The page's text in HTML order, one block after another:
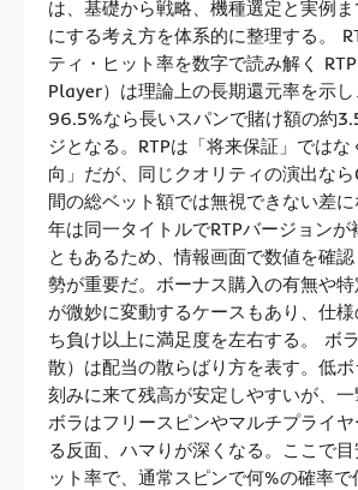
は、基礎から戦略、機種選定と実例
にする考え方を体系的に整理する。
ティ・ヒット率を数字で読み解く
Player）は理論上の長期還元率を示
96.5%なら長いスパンで賭け額の約
ジとなる。RTPは「将来保証」ではな
向」だが、同じクオリティの演出な
間の総ベット額では無視できない差
年は同一タイトルでRTPバージョンが
ともあるため、情報画面で数値を確
勢が重要だ。ボーナス購入の有無や
が微妙に変動するケースもあり、仕
ち負け以上に満足度を左右する。 ボ
散）は配当の散らばり方を表す。低
刻みに来て残高が安定しやすいが、
ボラはフリースピンやマルチプライ
る反面、ハマりが深くなる。ここで
ット率で、通常スピンで何%の確率